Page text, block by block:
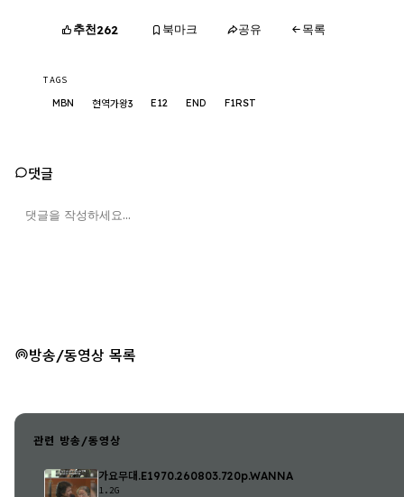
추천262 북마크 공유 목록
TAGS
MBN 현역가왕3 E12 END F1RST
댓글
방송/동영상 목록
관련 방송/동영상
가요무대.E1970.260803.720p.WANNA
1.2G